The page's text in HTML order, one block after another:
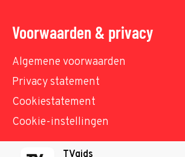
Voorwaarden & privacy
Algemene voorwaarden
Privacy statement
Cookiestatement
Cookie-instellingen
TVgids